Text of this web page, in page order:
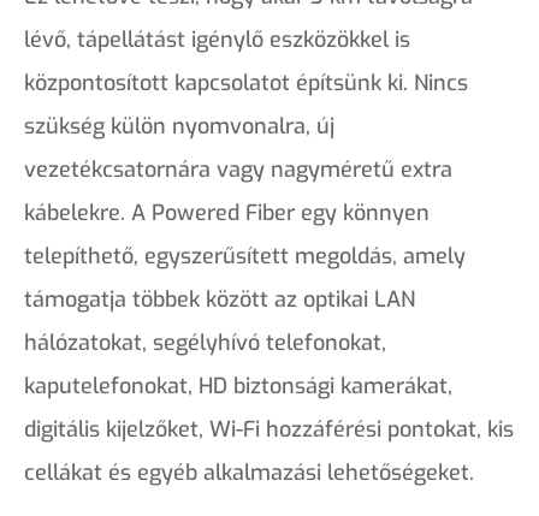
lévő, tápellátást igénylő eszközökkel is
központosított kapcsolatot építsünk ki. Nincs
szükség külön nyomvonalra, új
vezetékcsatornára vagy nagyméretű extra
kábelekre. A Powered Fiber egy könnyen
telepíthető, egyszerűsített megoldás, amely
támogatja többek között az optikai LAN
hálózatokat, segélyhívó telefonokat,
kaputelefonokat, HD biztonsági kamerákat,
digitális kijelzőket, Wi-Fi hozzáférési pontokat, kis
cellákat és egyéb alkalmazási lehetőségeket.